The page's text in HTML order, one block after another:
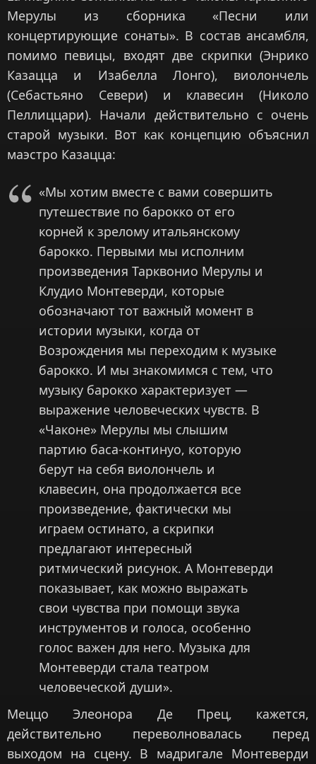
Мерулы из сборника «Песни или
концертирующие сонаты». В состав ансамбля,
помимо певицы, входят две скрипки (Энрико
Казацца и Изабелла Лонго), виолончель
(Себастьяно Севери) и клавесин (Николо
Пеллиццари). Начали действительно с очень
старой музыки. Вот как концепцию объяснил
маэстро Казацца:
«Мы хотим вместе с вами совершить
путешествие по барокко от его
корней к зрелому итальянскому
барокко. Первыми мы исполним
произведения Тарквонио Мерулы и
Клудио Монтеверди, которые
обозначают тот важный момент в
истории музыки, когда от
Возрождения мы переходим к музыке
барокко. И мы знакомимся с тем, что
музыку барокко характеризует —
выражение человеческих чувств. В
«Чаконе» Мерулы мы слышим
партию баса-континуо, которую
берут на себя виолончель и
клавесин, она продолжается все
произведение, фактически мы
играем остинато, а скрипки
предлагают интересный
ритмический рисунок. А Монтеверди
показывает, как можно выражать
свои чувства при помощи звука
инструментов и голоса, особенно
голос важен для него. Музыка для
Монтеверди стала театром
человеческой души».
Меццо Элеонора Де Прец, кажется,
действительно переволновалась перед
выходом на сцену. В мадригале Монтеверди